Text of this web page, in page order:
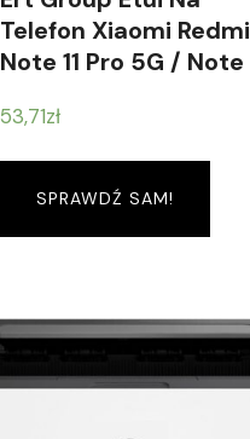
Telefon Xiaomi Redmi
Note 11 Pro 5G / Note
Oryginalny I Oficjalnie
Licencjonowany Przez
Babaco, Wzór
53,71zł
SPRAWDŹ SAM!